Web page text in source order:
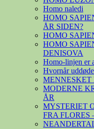
Homo naledi
HOMO
ÅR SIDEN?
HOMO
HOMO
DENISOVA
Homo-linjen er
Hvornår
MENNESKET
MODERNE
ÅR
MYSTERIET
FRA FLORES